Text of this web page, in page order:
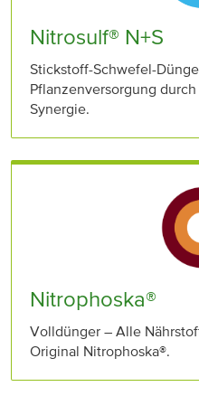
Nitrosulf® N+S
Stickstoff-Schwefel-
Pflanzenversorgung
Synergie.
Nitrophoska®
Volldünger – Alle
Original Nitrophoska®.